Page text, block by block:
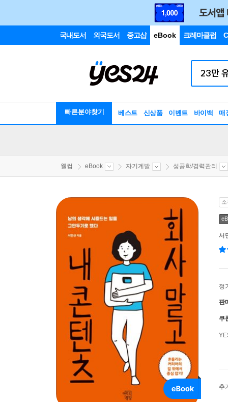
국내도서 외국도서 중고샵 eBook 크레마클럽
빠른분야찾기 베스트 신상품 이벤트 바이백 매
웰컴 eBook 자기계발 성공학/경력관리
서
정
판
쿠
추